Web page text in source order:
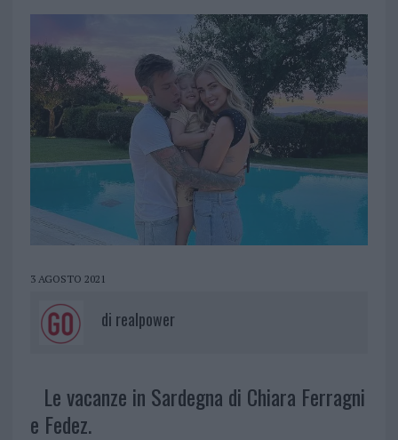
3 AGOSTO 2021
di realpower
Le vacanze in Sardegna di Chiara Ferragni
e Fedez.